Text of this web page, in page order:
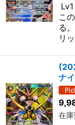
こ
る
リ
ナ
在